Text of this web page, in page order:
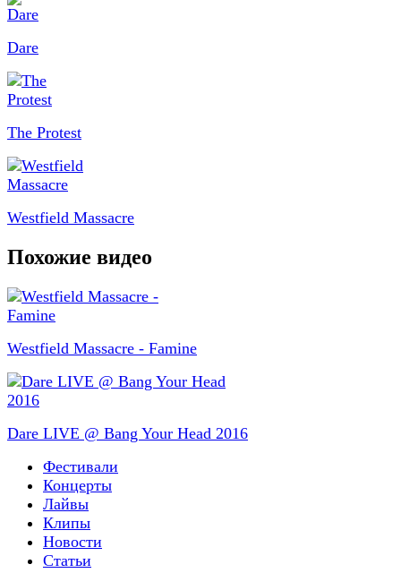
Dare
The Protest
Westfield Massacre
Похожие видео
Westfield Massacre - Famine
Dare LIVE @ Bang Your Head 2016
Фестивали
Концерты
Лайвы
Клипы
Новости
Статьи